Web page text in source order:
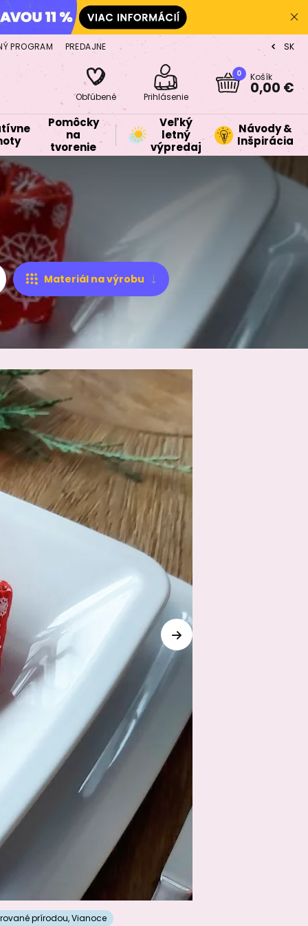
PROGRAM PREDAJNE CZ
SK
Obľúbené Prihlásenie
0 Košík
0,00 €
Pomôcky
na
tvorenie
Veľký
letný
výpredaj
Návody &
Inšpirácia
Materiál na výrobu
prírodou,Vianoce